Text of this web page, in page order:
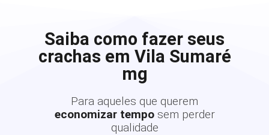
Saiba como fazer seus
crachas em Vila Sumaré
mg
Para aqueles que querem
economizar tempo sem perder
qualidade